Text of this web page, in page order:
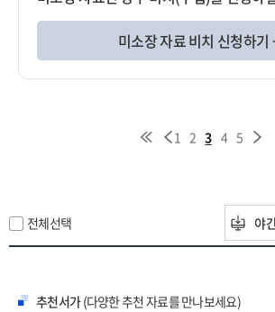
미소장 자료 비치 신청하
1 2 3 4 5
전체선택 야
추천서가(다양한 추천 자료를 만나보세요)